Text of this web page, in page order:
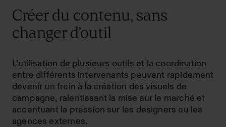
Créer du contenu, sans
changer d’outil
L’utilisation de plusieurs outils et la coordination
entre différents intervenants peuvent rapidement
devenir un frein à la création des visuels de
campagne, ralentissant la mise sur le marché et
accentuant la pression sur les designers ou les
agences externes.